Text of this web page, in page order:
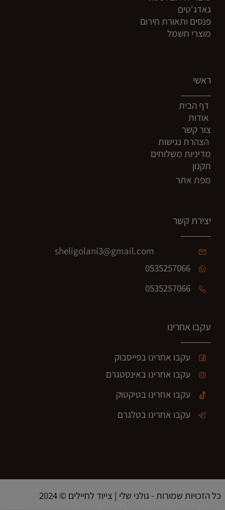
גאדג'טים
פנסים ותאורת חירום
מוצרי חשמל
ראשי
דף הבית
אודות
צור קשר
הצהרת נגישות
מדיניות משלוחים
תקנון
מפת אתר
יצירת קשר
sheligolani3@gmail.com
0535257066
0535257066
עקבו אחרינו
עקבו אחרינו בפייסבוק
עקבו אחרינו באינסטגרם
עקבו אחרינו בטיקטוק
עקבו אחרינו בטלגרם